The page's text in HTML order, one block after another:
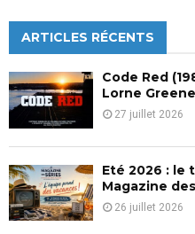
h
f
o
r
:
ARTICLES RÉCENTS
Code Red
Lorne Greene
27 juillet 2026
Eté 2026 : le
Magazine
26 juillet 2026